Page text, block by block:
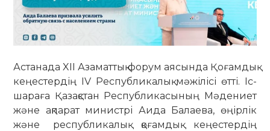
Астанада XIІ Азаматтық форум аясында Қоғамдық
кеңестердің IV Республикалық мәжілісі өтті. Іс-
шараға Қазақстан Республикасының Мәдениет
және ақпарат министрі Аида Балаева, өңірлік
және республикалық қоғамдық кеңестердің